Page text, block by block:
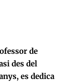
de
des del
es dedica